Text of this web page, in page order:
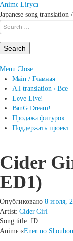
Anime Liryca
Japanese song
Search
on:
Menu Close
Main / Главная
All translation / Все
Love Live!
BanG Dream!
Продажа фигурок
Поддержать проект
Cider
ED1)
Опубликовано 8 июля,
Artist: Cider Girl
Song title: ID
Anime «Enen no